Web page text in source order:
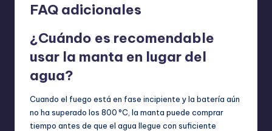
FAQ adicionales
¿Cuándo es recomendable
usar la manta en lugar del
agua?
Cuando el fuego está en fase incipiente y la batería aún
no ha superado los 800 °C, la manta puede comprar
tiempo antes de que el agua llegue con suficiente